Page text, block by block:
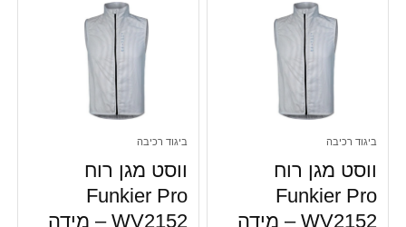
ביגוד רכיבה
ווסט מגן רוח
Funkier Pro
WV2152 – מידה
ביגוד רכיבה
ווסט מגן רוח
Funkier Pro
WV2152 – מידה